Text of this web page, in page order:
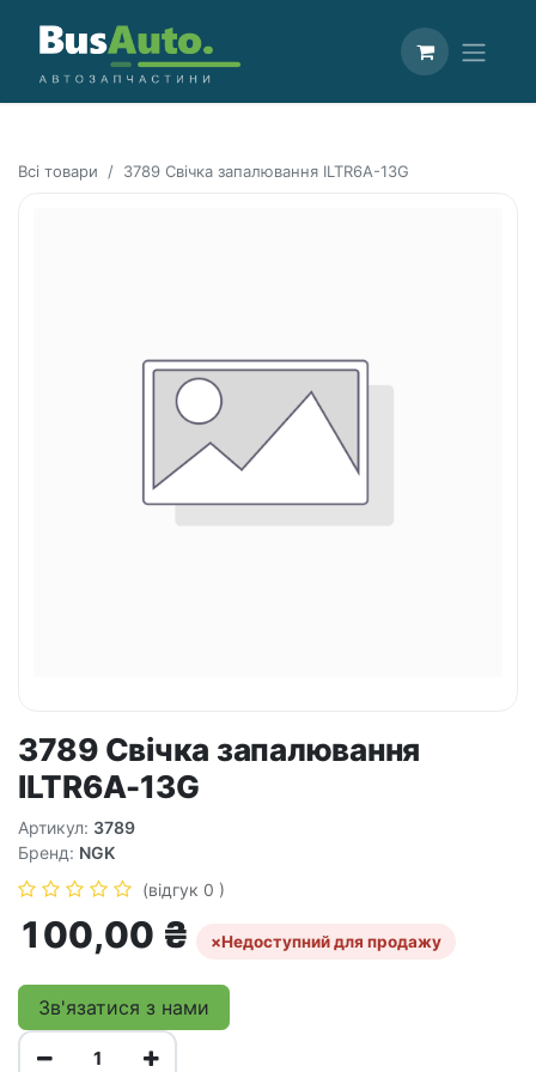
Всі товари 3789 Свічка запалювання ILTR6A-13G
3789 Свічка запалювання
ILTR6A-13G
Артикул: 3789
Бренд: NGK
(відгук 0 )
100,00 ₴ ×Недоступний для продажу
Зв'язатися з нами